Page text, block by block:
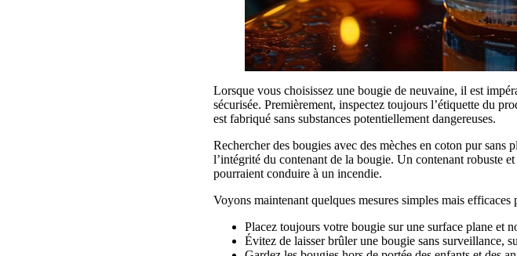
Lorsque vous choisissez une bougie de neuvaine, il est
sécurisée. Premièrement, inspectez toujours l’étiquette du
est fabriqué sans substances potentiellement dangereuses.
Rechercher des bougies avec des mèches en coton pur
l’intégrité du contenant de la bougie. Un contenant robuste
pourraient conduire à un incendie.
Voyons maintenant quelques mesures simples mais
Placez toujours votre bougie sur une surface plane et
Évitez de laisser brûler une bougie sans surveillance,